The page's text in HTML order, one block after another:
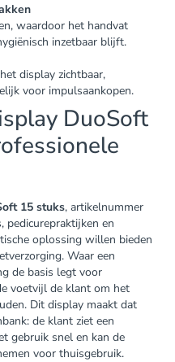
waardoor het handvat
inzetbaar blijft.
display zichtbaar,
voor impulsaankopen.
DuoSoft
15 stuks, artikelnummer
pedicurepraktijken en
oplossing willen bieden
Waar een
de basis legt voor
voetvijl de klant om het
Dit display maakt dat
de klant ziet een
gebruik snel en kan de
voor thuisgebruik.